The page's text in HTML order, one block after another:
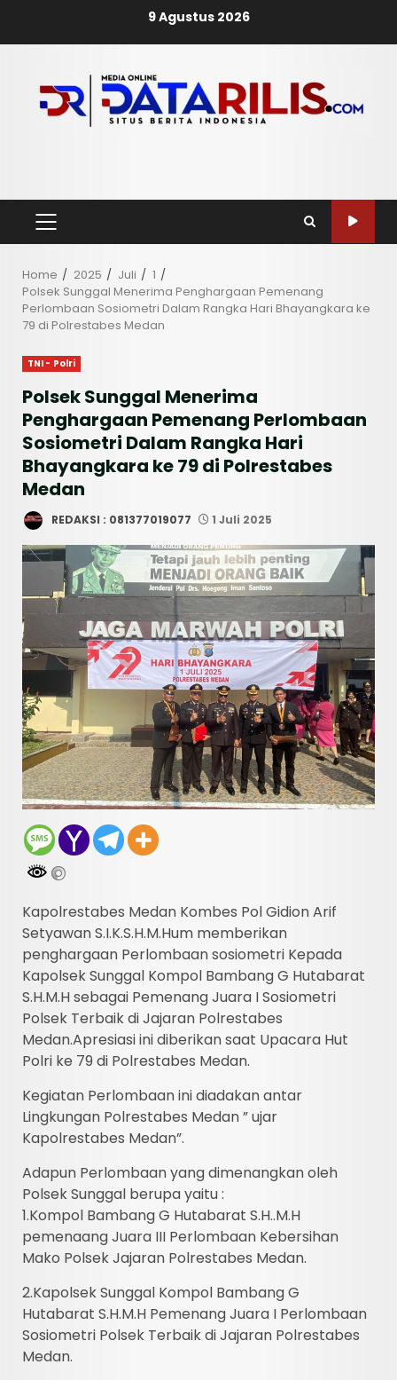
9 Agustus 2026
PRIMARY
MENU
Home 2025 Juli
1
Polsek Sunggal Menerima Penghargaan Pemenang
Perlombaan Sosiometri Dalam Rangka Hari Bhayangkara ke
79 di Polrestabes Medan
TNI - Polri
Polsek Sunggal Menerima
Penghargaan Pemenang Perlombaan
Sosiometri Dalam Rangka Hari
Bhayangkara ke 79 di Polrestabes
Medan
REDAKSI : 081377019077 1 Juli 2025
Kapolrestabes Medan Kombes Pol Gidion Arif
Setyawan S.I.K.S.H.M.Hum memberikan
penghargaan Perlombaan sosiometri Kepada
Kapolsek Sunggal Kompol Bambang G Hutabarat
S.H.M.H sebagai Pemenang Juara I Sosiometri
Polsek Terbaik di Jajaran Polrestabes
Medan.Apresiasi ini diberikan saat Upacara Hut
Polri ke 79 di Polrestabes Medan.
Kegiatan Perlombaan ini diadakan antar
Lingkungan Polrestabes Medan ” ujar
Kapolrestabes Medan”.
Adapun Perlombaan yang dimenangkan oleh
Polsek Sunggal berupa yaitu :
1.Kompol Bambang G Hutabarat S.H..M.H
pemenaang Juara III Perlombaan Kebersihan
Mako Polsek Jajaran Polrestabes Medan.
2.Kapolsek Sunggal Kompol Bambang G
Hutabarat S.H.M.H Pemenang Juara I Perlombaan
Sosiometri Polsek Terbaik di Jajaran Polrestabes
Medan.